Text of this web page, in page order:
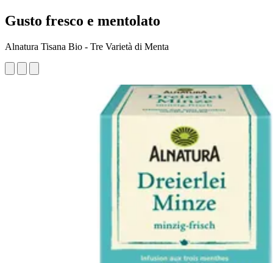
Gusto fresco e mentolato
Alnatura Tisana Bio - Tre Varietà di Menta